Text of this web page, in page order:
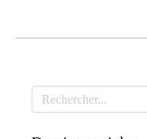
Rechercher